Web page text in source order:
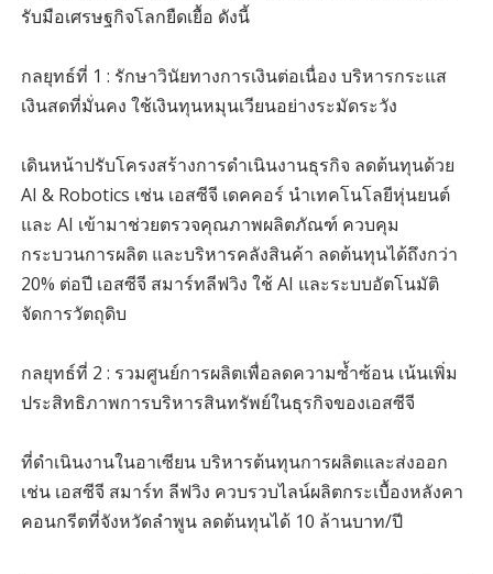
รับมือเศรษฐกิจโลกยืดเยื้อ ดังนี้
กลยุทธ์ที่ 1 : รักษาวินัยทางการเงินต่อเนื่อง บริหารกระแส
เงินสดที่มั่นคง ใช้เงินทุนหมุนเวียนอย่างระมัดระวัง
เดินหน้าปรับโครงสร้างการดำเนินงานธุรกิจ ลดต้นทุนด้วย
AI & Robotics เช่น เอสซีจี เดคคอร์ นำเทคโนโลยีหุ่นยนต์
และ AI เข้ามาช่วยตรวจคุณภาพผลิตภัณฑ์ ควบคุม
กระบวนการผลิต และบริหารคลังสินค้า ลดต้นทุนได้ถึงกว่า
20% ต่อปี เอสซีจี สมาร์ทลีฟวิง ใช้ AI และระบบอัตโนมัติ
จัดการวัตถุดิบ
กลยุทธ์ที่ 2 : รวมศูนย์การผลิตเพื่อลดความซ้ำซ้อน เน้นเพิ่ม
ประสิทธิภาพการบริหารสินทรัพย์ในธุรกิจของเอสซีจี
ที่ดำเนินงานในอาเซียน บริหารต้นทุนการผลิตและส่งออก
เช่น เอสซีจี สมาร์ท ลีฟวิง ควบรวบไลน์ผลิตกระเบื้องหลังคา
คอนกรีตที่จังหวัดลำพูน ลดต้นทุนได้ 10 ล้านบาท/ปี